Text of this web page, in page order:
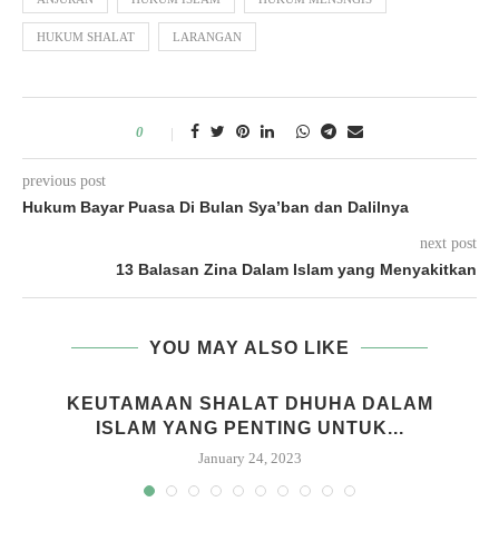
HUKUM SHALAT LARANGAN
0
previous post
Hukum Bayar Puasa Di Bulan Sya’ban dan Dalilnya
next post
13 Balasan Zina Dalam Islam yang Menyakitkan
YOU MAY ALSO LIKE
KEUTAMAAN SHALAT DHUHA DALAM
ISLAM YANG PENTING UNTUK...
January 24, 2023